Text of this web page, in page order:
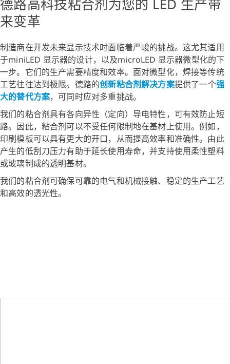
德路高科技粘合剂为您的 LED 生产带
来变革
制造商在开发未来显示技术时面临着严峻的挑战。这尤其适用
于miniLED 显示器的设计，以及microLED 显示器微型化的下
一步。它们的生产需要精度和效率。面对微型化，焊接等传统
工艺往往达到极限。德路的创新粘合剂解决方案提供了一个强
大的替代方案，可同时应对多重挑战。
我们的粘合剂具有各向异性（定向）导电特性，可有效防止短
路。因此，粘合剂可以不受任何限制地在基材上使用。例如，
印刷模板可以具有更大的开口，从而提高效率和准确性。由此
产生的低刮刀压力有助于延长使用寿命，并支持使用柔性塑料
或玻璃制成的透明基材。
我们的粘合剂可确保可靠的电气和机械接触、稳定的生产工艺
和高效的透光性。